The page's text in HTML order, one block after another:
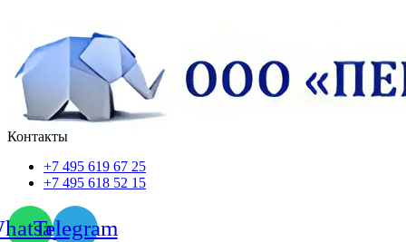
Контакты
+7 495 619 67 25
+7 495 618 52 15
Telegram